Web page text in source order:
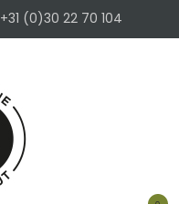
+31 (0)30 22 70 104